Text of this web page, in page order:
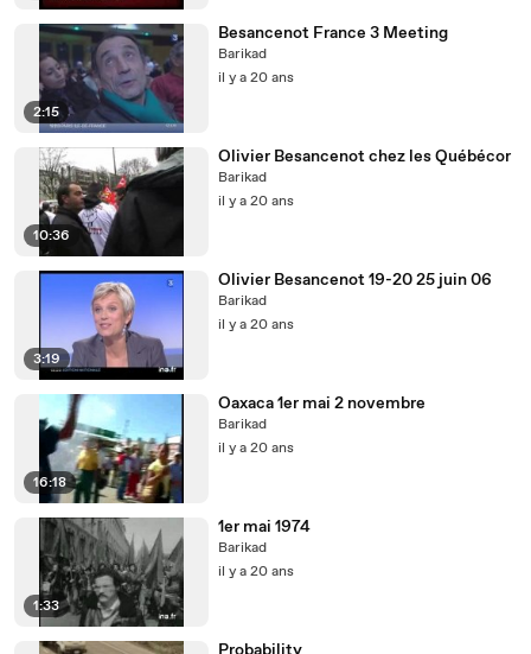
2:15
Besancenot France 3 Meeting
Barikad
il y a 20 ans
10:36
Olivier Besancenot chez les Québécor
Barikad
il y a 20 ans
3:19
Olivier Besancenot 19-20 25 juin 06
Barikad
il y a 20 ans
16:18
Oaxaca 1er mai 2 novembre
Barikad
il y a 20 ans
1:33
1er mai 1974
Barikad
il y a 20 ans